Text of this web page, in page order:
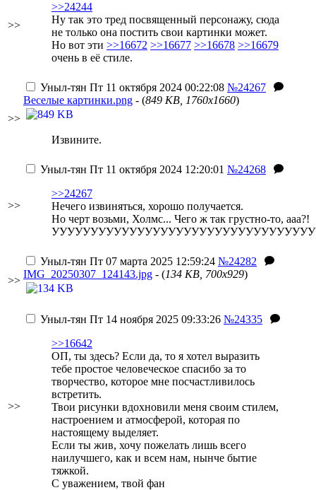
>>
>>24244
Ну так это тред посвященный персонажу, сюда
не только она постить свои картинки может.
Но вот эти >>16672 >>16677 >>16678 >>16679
очень в её стиле.
>>
Уныл-тян Пт 11 октября 2024 00:22:08 №24267
Веселые картинки.png - (849 KB, 1760x1660)
Извините.
>>
Уныл-тян Пт 11 октября 2024 12:20:01 №24268
>>24267
Нечего извиняться, хорошо получается.
Но черт возьми, Холмс... Чего ж так грустно-то, ааа?!
>>
Уныл-тян Пт 07 марта 2025 12:59:24 №24282
IMG_20250307_124143.jpg - (134 KB, 700x929)
>>
Уныл-тян Пт 14 ноября 2025 09:33:26 №24335
>>16642
ОП, ты здесь? Если да, то я хотел выразить
тебе простое человеческое спасибо за то
творчество, которое мне посчастливилось
встретить.
Твои рисунки вдохновили меня своим стилем,
настроением и атмосферой, которая по
настоящему выделяет.
Если ты жив, хочу пожелать лишь всего
наилучшего, как и всем нам, нынче бытие
тяжкой.
С уважением, твой фан